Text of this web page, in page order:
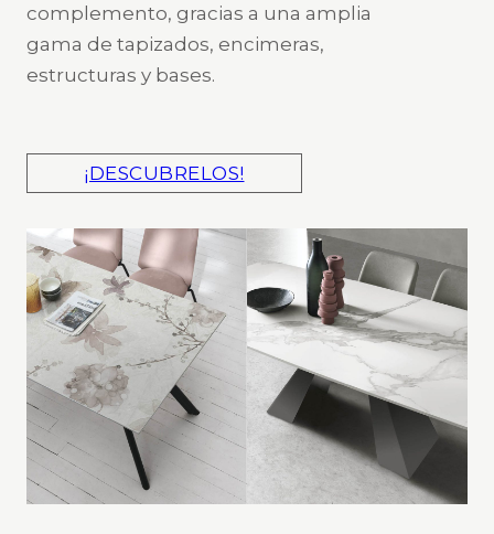
complemento, gracias a una amplia
gama de tapizados, encimeras,
estructuras y bases.
¡DESCUBRELOS!